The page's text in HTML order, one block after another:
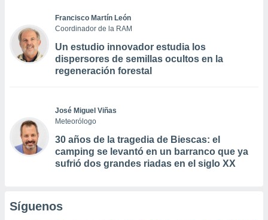
Francisco Martín León
Coordinador de la RAM
Un estudio innovador estudia los
dispersores de semillas ocultos en la
regeneración forestal
José Miguel Viñas
Meteorólogo
30 años de la tragedia de Biescas: el
camping se levantó en un barranco que ya
sufrió dos grandes riadas en el siglo XX
Síguenos